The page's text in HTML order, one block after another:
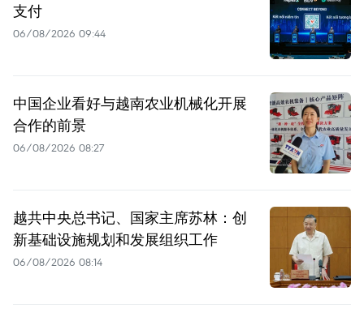
支付
06/08/2026 09:44
中国企业看好与越南农业机械化开展
合作的前景
06/08/2026 08:27
越共中央总书记、国家主席苏林：创
新基础设施规划和发展组织工作
06/08/2026 08:14